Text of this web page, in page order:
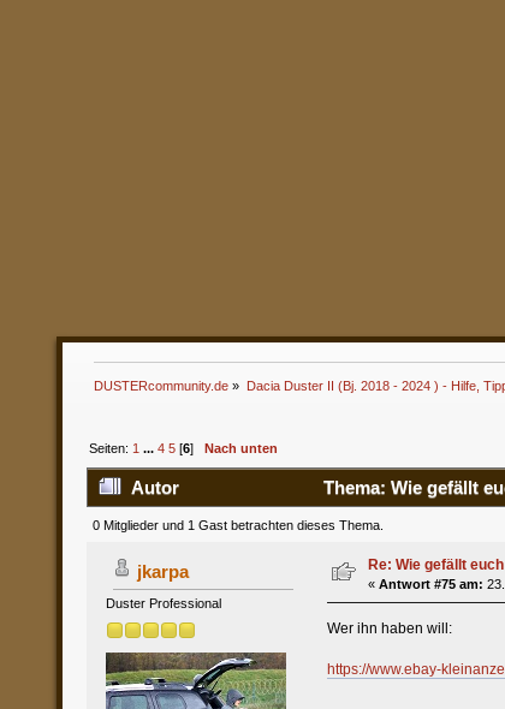
DUSTERcommunity.de » Dacia Duster II (Bj. 2018 - 2024 ) - Hilfe,
Seiten: 1 ...4 5 [6] Nach unten
Autor Thema: Wie gefällt
0 Mitglieder und 1 Gast betrachten dieses Thema.
jkarpa
Duster Professional
Re: Wie gefällt
« Antwort #75 am:
Wer ihn haben will:
https://www.ebay-